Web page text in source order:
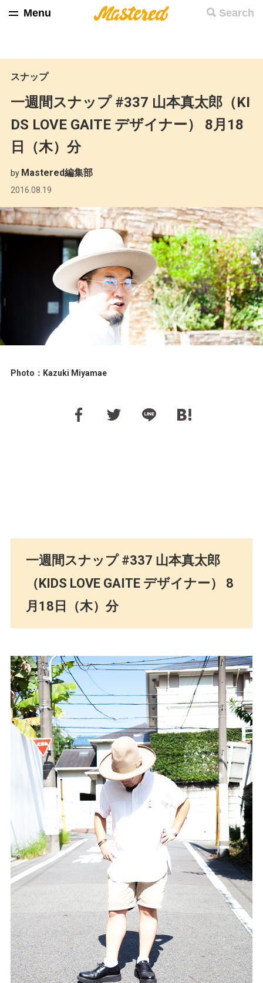
Search
Menu
スナップ
一週間スナップ #337 山本真太郎（KI
DS LOVE GAITE デザイナー） 8月18
日（木）分
by Mastered編集部
2016.08.19
Photo：Kazuki Miyamae
一週間スナップ #337 山本真太郎
（KIDS LOVE GAITE デザイナー） 8
月18日（木）分